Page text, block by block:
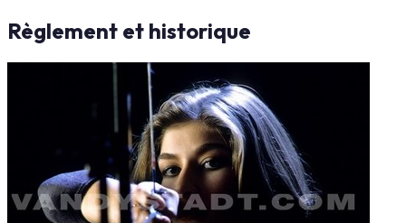
Règlement et historique